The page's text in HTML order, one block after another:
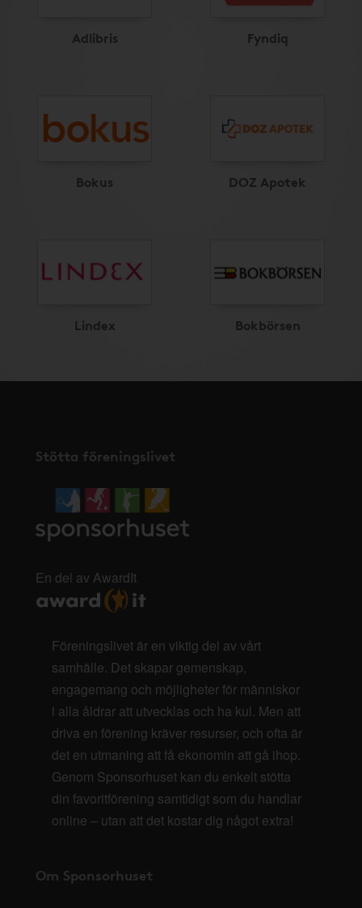
Adlibris Fyndiq
Bokus DOZ Apotek
Lindex Bokbörsen
Stötta föreningslivet
En del av AwardIt
Föreningslivet är en viktig del av vårt
samhälle. Det skapar gemenskap,
engagemang och möjligheter för människor
i alla åldrar att utvecklas och ha kul. Men att
driva en förening kräver resurser, och ofta är
det en utmaning att få ekonomin att gå ihop.
Genom Sponsorhuset kan du enkelt stötta
din favoritförening samtidigt som du handlar
online – utan att det kostar dig något extra!
Om Sponsorhuset